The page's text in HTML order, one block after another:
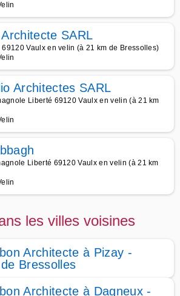
SARL
Vaulx en velin (à 21 km de Bressolles)
Architectes SARL
Liberté 69120 Vaulx en velin (à 21 km
Liberté 69120 Vaulx en velin (à 21 km
les villes voisines
Architecte à Pizay -
Bressolles
Architecte à Dagneux -